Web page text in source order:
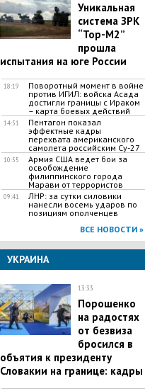
Уникальная
система ЗРК
“Тор-M2”
прошла
испытания на юге России
18:19
Поворотный момент в войне
против ИГИЛ: войска Асада
достигли границы с Ираком
– карта боевых действий
14:51
Пентагон показал
эффектные кадры
перехвата американского
самолета российским Су-27
10:55
Армия США ведет бои за
освобождение
филиппинского города
Марави от террористов
09:41
ЛНР: за сутки силовики
нанесли восемь ударов по
позициям ополченцев
ВСЕ НОВОСТИ »
УКРАИНА
13:33
Порошенко
на радостях
от безвиза
бросился в
объятия к президенту
Словакии на границе: кадры